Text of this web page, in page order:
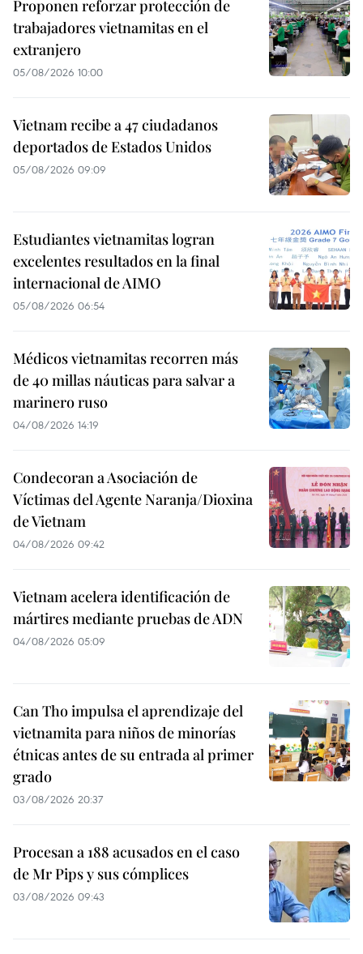
Proponen reforzar protección de
trabajadores vietnamitas en el
extranjero
05/08/2026 10:00
Vietnam recibe a 47 ciudadanos
deportados de Estados Unidos
05/08/2026 09:09
Estudiantes vietnamitas logran
excelentes resultados en la final
internacional de AIMO
05/08/2026 06:54
Médicos vietnamitas recorren más
de 40 millas náuticas para salvar a
marinero ruso
04/08/2026 14:19
Condecoran a Asociación de
Víctimas del Agente Naranja/Dioxina
de Vietnam
04/08/2026 09:42
Vietnam acelera identificación de
mártires mediante pruebas de ADN
04/08/2026 05:09
Can Tho impulsa el aprendizaje del
vietnamita para niños de minorías
étnicas antes de su entrada al primer
grado
03/08/2026 20:37
Procesan a 188 acusados en el caso
de Mr Pips y sus cómplices
03/08/2026 09:43